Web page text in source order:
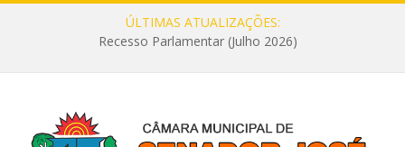
ÚLTIMAS ATUALIZAÇÕES:
Recesso Parlamentar (Julho 2026)